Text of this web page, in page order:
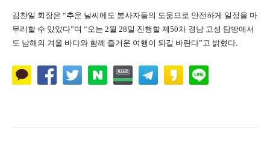
김찬일 회장은 “추운 날씨에도 봉사자들의 도움으로 안전하게 일정을 마
무리할 수 있었다”며 “오는 2월 28일 진행할 제50차 경남 고성 탐방에서
도 남해의 겨울 바다와 함께 즐거운 여행이 되길 바란다”고 밝혔다